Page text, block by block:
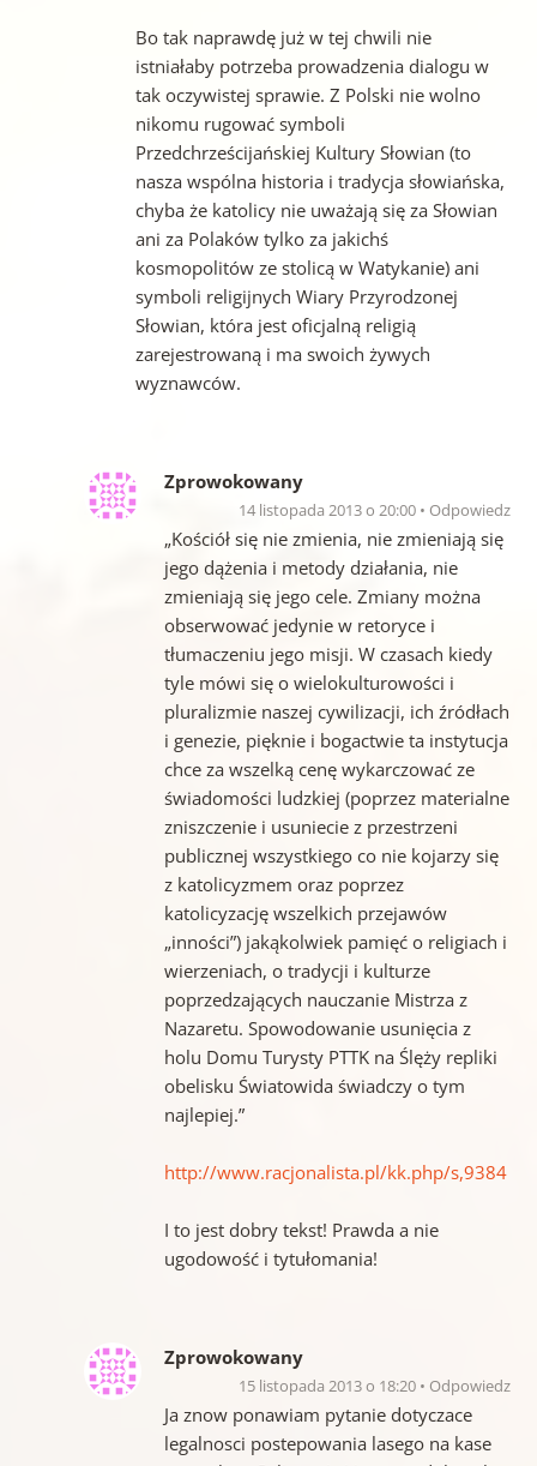
Bo tak naprawdę już w tej chwili nie
istniałaby potrzeba prowadzenia dialogu w
tak oczywistej sprawie. Z Polski nie wolno
nikomu rugować symboli
Przedchrześcijańskiej Kultury Słowian (to
nasza wspólna historia i tradycja słowiańska,
chyba że katolicy nie uważają się za Słowian
ani za Polaków tylko za jakichś
kosmopolitów ze stolicą w Watykanie) ani
symboli religijnych Wiary Przyrodzonej
Słowian, która jest oficjalną religią
zarejestrowaną i ma swoich żywych
wyznawców.
Zprowokowany
14 listopada 2013 o 20:00 Odpowiedz
„Kościół się nie zmienia, nie zmieniają się
jego dążenia i metody działania, nie
zmieniają się jego cele. Zmiany można
obserwować jedynie w retoryce i
tłumaczeniu jego misji. W czasach kiedy
tyle mówi się o wielokulturowości i
pluralizmie naszej cywilizacji, ich źródłach
i genezie, pięknie i bogactwie ta instytucja
chce za wszelką cenę wykarczować ze
świadomości ludzkiej (poprzez materialne
zniszczenie i usuniecie z przestrzeni
publicznej wszystkiego co nie kojarzy się
z katolicyzmem oraz poprzez
katolicyzację wszelkich przejawów
„inności”) jakąkolwiek pamięć o religiach i
wierzeniach, o tradycji i kulturze
poprzedzających nauczanie Mistrza z
Nazaretu. Spowodowanie usunięcia z
holu Domu Turysty PTTK na Ślęży repliki
obelisku Światowida świadczy o tym
najlepiej.”
http://www.racjonalista.pl/kk.php/s,9384
I to jest dobry tekst! Prawda a nie
ugodowość i tytułomania!
Zprowokowany
15 listopada 2013 o 18:20 Odpowiedz
Ja znow ponawiam pytanie dotyczace
legalnosci postepowania lasego na kase